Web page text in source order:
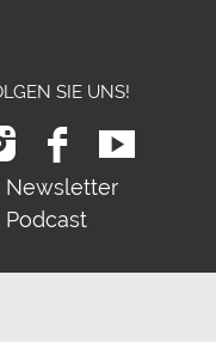
SIE UNS!
Newsletter
Podcast